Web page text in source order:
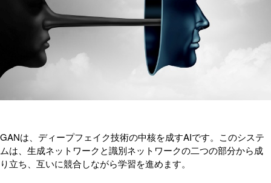
GANは、ディープフェイク技術の中核を成すAIです。このシステ
ムは、生成ネットワークと識別ネットワークの二つの部分から成
り立ち、互いに競合しながら学習を進めます。